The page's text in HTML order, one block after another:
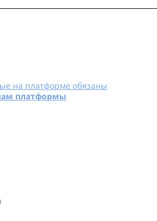
на платформе обязаны
платформы